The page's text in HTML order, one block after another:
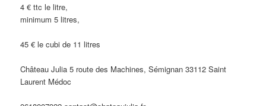
4 € ttc le litre,
minimum 5 litres,
45 € le cubi de 11 litres
Château Julia 5 route des Machines, Sémignan 33112 Saint
Laurent Médoc